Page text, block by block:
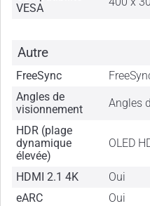
VESA
Autre
FreeSync
Angles de
visionnement
Angles
HDR (plage
dynamique
élevée)
OLED
HDMI 2.1 4K
Oui
eARC
Oui